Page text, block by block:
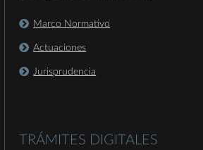
Marco Normativo
Actuaciones
Jurisprudencia
TRÁMITES DIGITALES